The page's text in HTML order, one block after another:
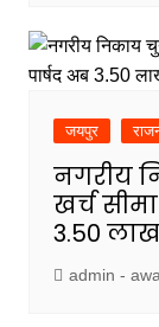
जयपुर
नगरीय
खर्च
3.50
admin -